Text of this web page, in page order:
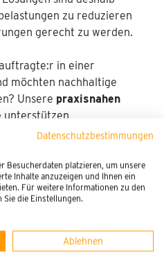
Datenschutzbestimmungen
Besucherdaten platzieren, um unsere
Inhalte anzuzeigen und Ihnen ein
Für weitere Informationen zu den
die Einstellungen.
Ablehnen
zu reduzieren
gerecht zu werden.
in einer
möchten nachhaltige
Unsere praxisnahen
unterstützen
sowie Gesundheits-
und nachhaltige
Sie erhalten wertvolle
, um gesetzliche
zu erfüllen. Gleichzeitig